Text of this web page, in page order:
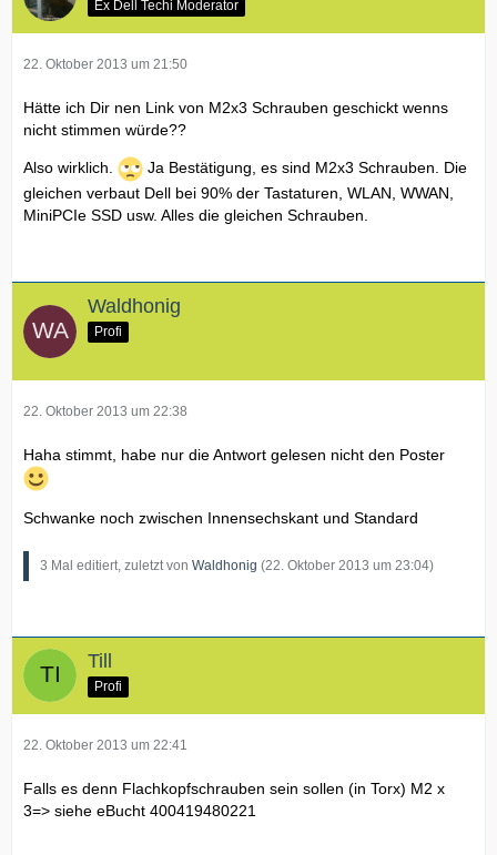
Ex Dell Techi Moderator
22. Oktober 2013 um 21:50
Hätte ich Dir nen Link von M2x3 Schrauben geschickt wenns
nicht stimmen würde??
Also wirklich.
Ja Bestätigung, es sind M2x3 Schrauben. Die
gleichen verbaut Dell bei 90% der Tastaturen, WLAN, WWAN,
MiniPCIe SSD usw. Alles die gleichen Schrauben.
Waldhonig
Profi
22. Oktober 2013 um 22:38
Haha stimmt, habe nur die Antwort gelesen nicht den Poster
Schwanke noch zwischen Innensechskant und Standard
3 Mal editiert, zuletzt von Waldhonig (22. Oktober 2013 um 23:04)
Till
Profi
22. Oktober 2013 um 22:41
Falls es denn Flachkopfschrauben sein sollen (in Torx) M2 x
3=> siehe eBucht 400419480221